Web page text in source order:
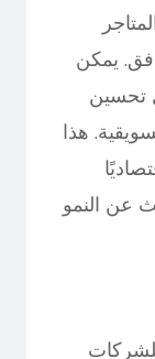
يمكن
تحسين
هذا
عن النمو